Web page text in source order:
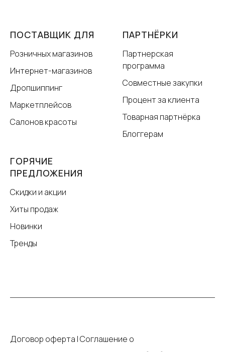
ПОСТАВЩИК ДЛЯ
Розничных магазинов
Интернет-магазинов
Дропшиппинг
Маркетплейсов
Салонов красоты
ПАРТНЁРКИ
Партнерская
программа
Совместные закупки
Процент за клиента
Товарная партнёрка
Блоггерам
ГОРЯЧИЕ
ПРЕДЛОЖЕНИЯ
Скидки и акции
Хиты продаж
Новинки
Тренды
Договор оферта |Соглашение о